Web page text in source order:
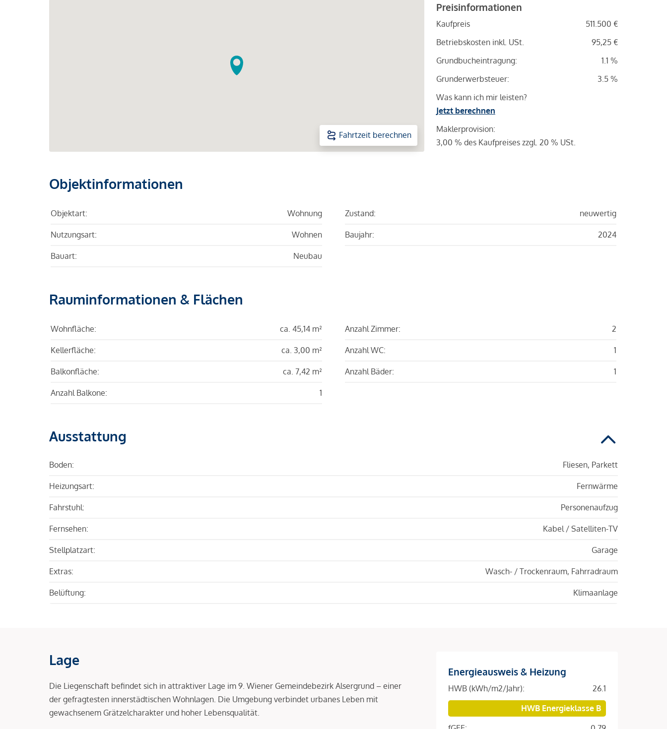
Fahrtzeit berechnen
Preisinformationen
Kaufpreis
511.500 €
Betriebskosten inkl. USt.
95,25 €
Grundbucheintragung:
1.1 %
Grunderwerbsteuer:
3.5 %
Was kann ich mir leisten?
Jetzt berechnen
Maklerprovision:
3,00 % des Kaufpreises zzgl. 20 % USt.
Objektinformationen
Objektart: Wohnung
Nutzungsart: Wohnen
Bauart: Neubau
Zustand: neuwertig
Baujahr: 2024
Rauminformationen & Flächen
Wohnfläche: ca. 45,14 m²
Kellerfläche: ca. 3,00 m²
Balkonfläche: ca. 7,42 m²
Anzahl Balkone: 1
Anzahl Zimmer: 2
Anzahl WC: 1
Anzahl Bäder: 1
Ausstattung
Boden: Fliesen, Parkett
Heizungsart: Fernwärme
Fahrstuhl: Personenaufzug
Fernsehen: Kabel / Satelliten-TV
Stellplatzart: Garage
Extras: Wasch- / Trockenraum, Fahrradraum
Belüftung: Klimaanlage
Lage
Die Liegenschaft befindet sich in attraktiver Lage im 9. Wiener Gemeindebezirk Alsergrund – einer
der gefragtesten innerstädtischen Wohnlagen. Die Umgebung verbindet urbanes Leben mit
gewachsenem Grätzelcharakter und hoher Lebensqualität.
Energieausweis & Heizung
HWB (kWh/m2/Jahr):
26.1
HWB Energieklasse B